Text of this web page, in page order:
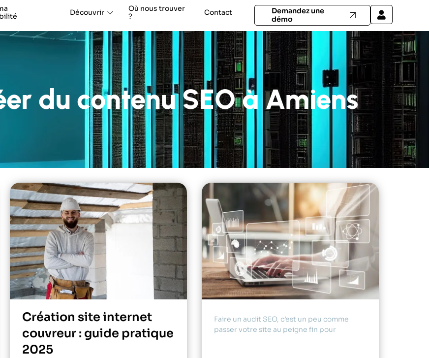
Découvrir
Où nous trouver
?
Contact
Demandez une
démo
du contenu SEO à Amiens
Création site internet
couvreur : guide pratique
2025
Faire un audit SEO, c’est un peu comme
passer votre site au peigne fin pour